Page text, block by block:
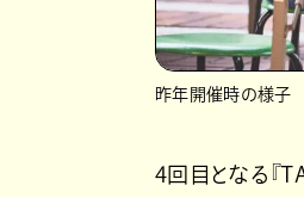
昨年開催時の様子
4回目となる『